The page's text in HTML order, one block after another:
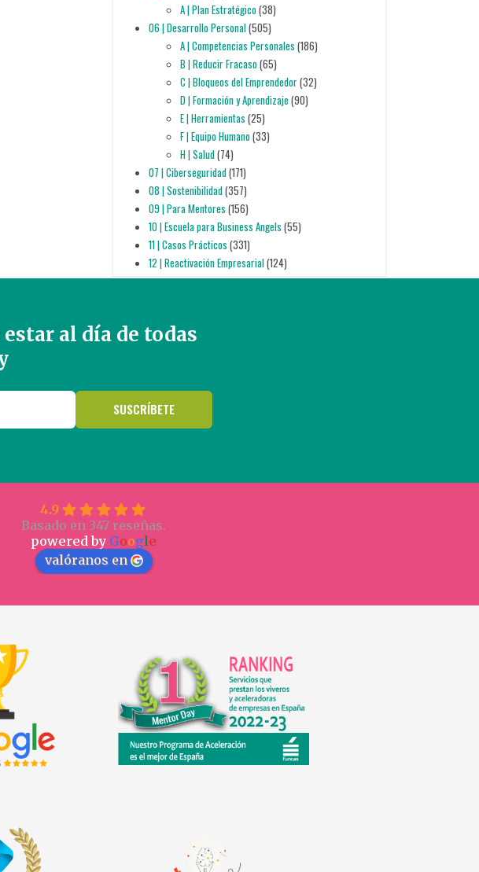
A | Plan Estratégico(38)
06 | Desarrollo Personal(505)
A | Competencias Personales (186)
B | Reducir Fracaso(65)
C | Bloqueos del Emprendedor(32)
D | Formación y Aprendizaje (90)
E | Herramientas (25)
F | Equipo Humano(33)
H | Salud(74)
07 | Ciberseguridad(171)
08 | Sostenibilidad(357)
09 | Para Mentores (156)
10 | Escuela para Business Angels (55)
11 | Casos Prácticos (331)
12 | Reactivación Empresarial(124)
al día de todas
4.9
Basado en 347 reseñas.
powered by Google
valóranos en